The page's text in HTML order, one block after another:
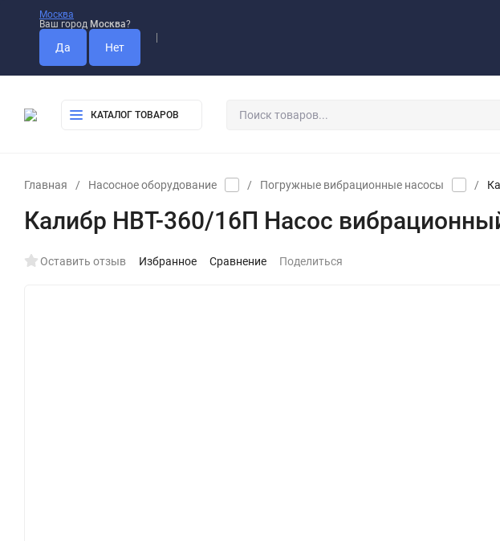
Москва
Ваш город Москва?
КАТАЛОГ ТОВАРОВ
Главная / Насосное оборудование / Погружные вибрационные насосы /
Калибр НВТ-360/16П Насос
Оставить отзыв Избранное Сравнение Поделиться